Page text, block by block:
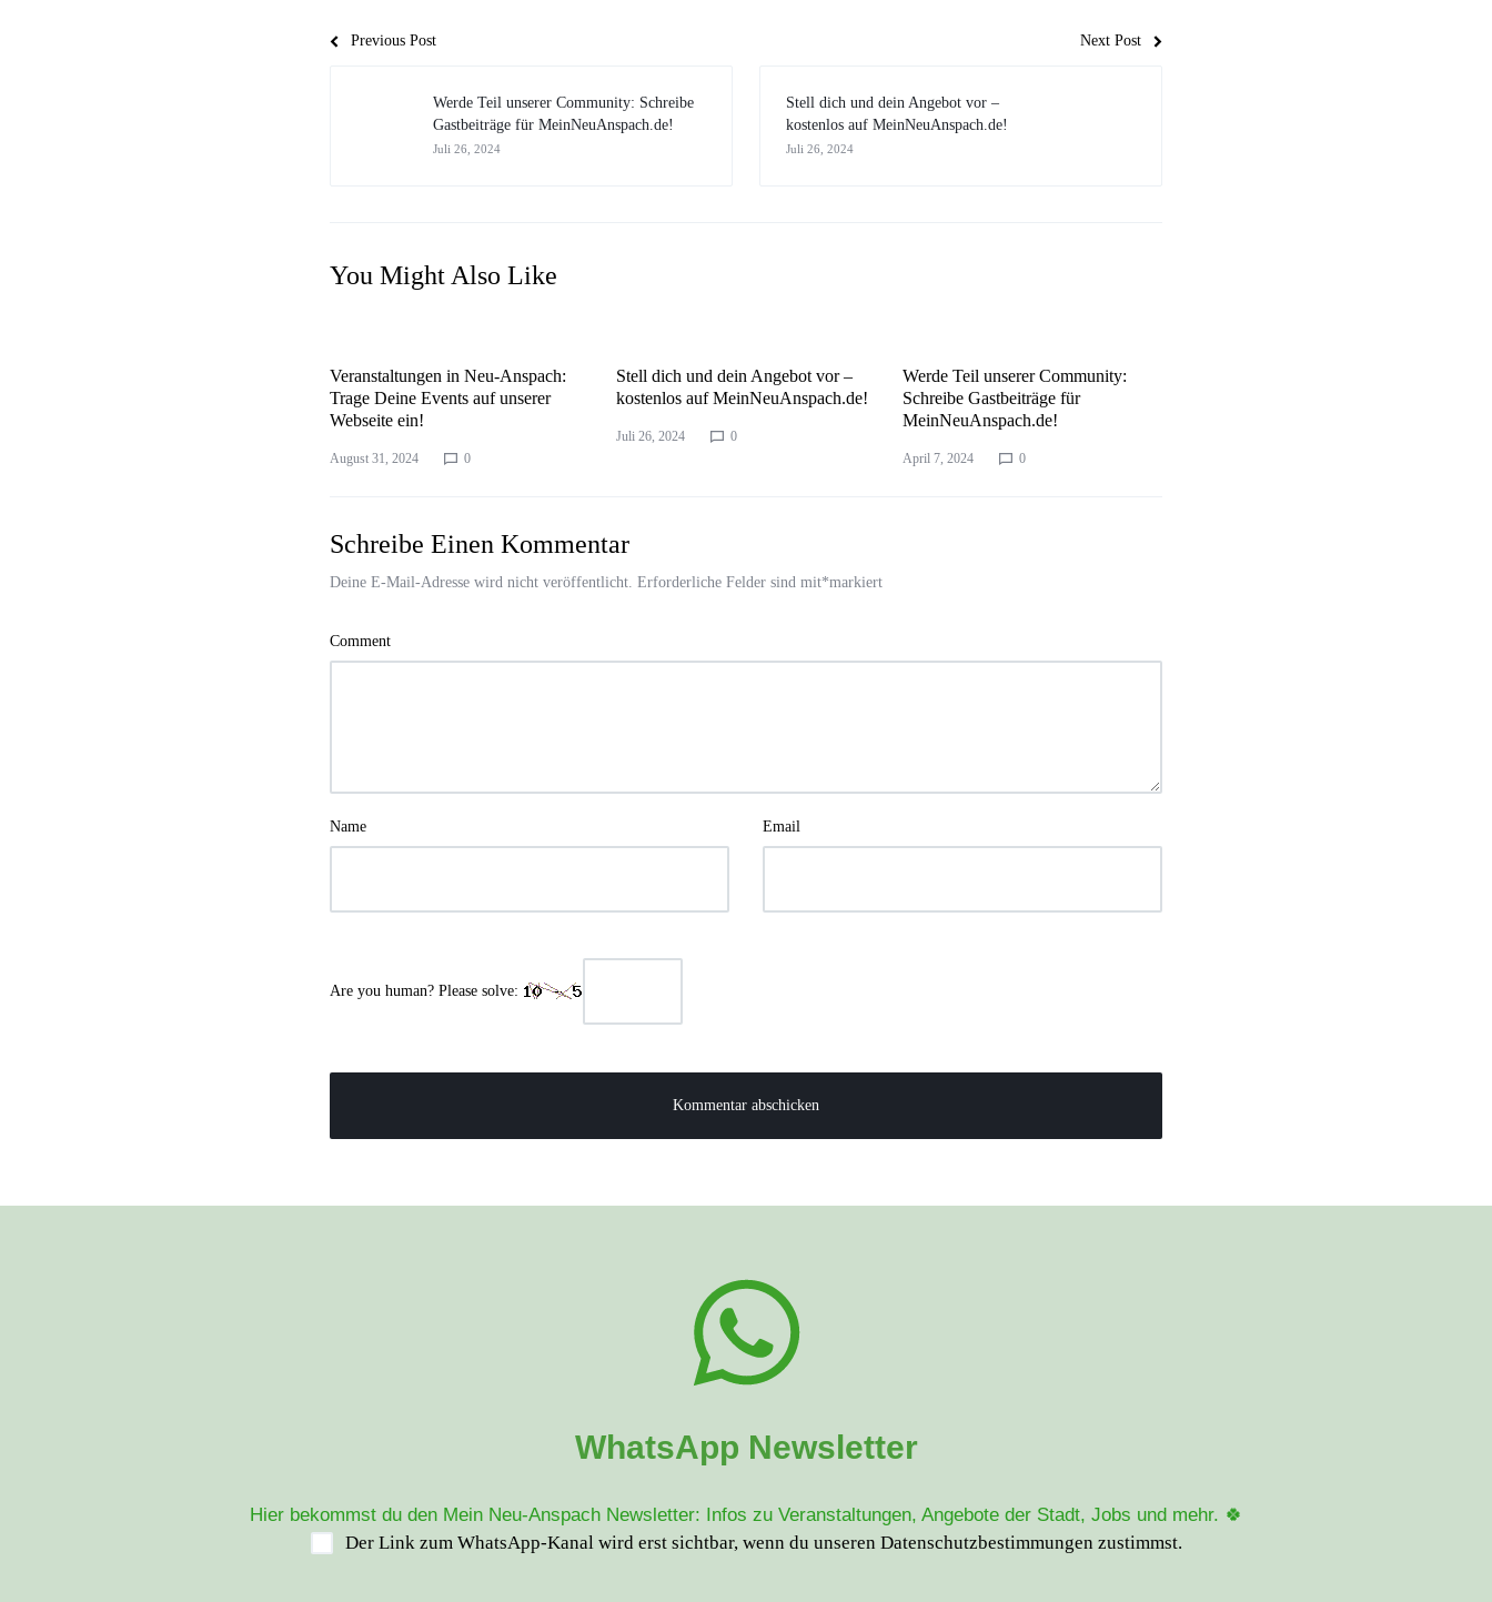
Previous Post Next Post
Werde Teil unserer Community: Schreibe
Gastbeiträge für MeinNeuAnspach.de!
Juli 26, 2024
Stell dich und dein Angebot vor –
kostenlos auf MeinNeuAnspach.de!
Juli 26, 2024
You Might Also Like
Veranstaltungen in Neu-Anspach:
Trage Deine Events auf unserer
Webseite ein!
August 31, 2024 0
Stell dich und dein Angebot vor –
kostenlos auf MeinNeuAnspach.de!
Juli 26, 2024 0
Werde Teil unserer Community:
Schreibe Gastbeiträge für
MeinNeuAnspach.de!
April 7, 2024 0
Schreibe Einen Kommentar
Deine E-Mail-Adresse wird nicht veröffentlicht. Erforderliche Felder sind mit*markiert
Comment
Name Email
Are you human? Please solve:
WhatsApp Newsletter
Hier bekommst du den Mein Neu-Anspach Newsletter: Infos zu Veranstaltungen, Angebote der Stadt, Jobs und mehr. 🍀
Der Link zum WhatsApp-Kanal wird erst sichtbar, wenn du unseren Datenschutzbestimmungen zustimmst.